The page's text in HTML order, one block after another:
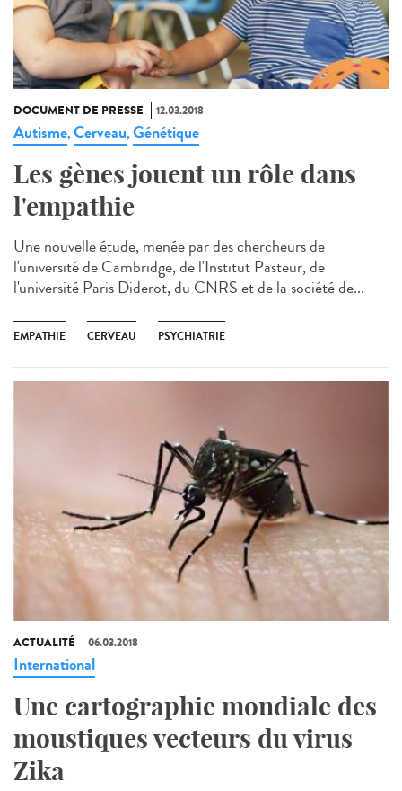
DOCUMENT DE PRESSE 12.03.2018
Autisme,Cerveau,Génétique
Les gènes jouent un rôle dans
l'empathie
Une nouvelle étude, menée par des chercheurs de
l'université de Cambridge, de l'Institut Pasteur, de
l'université Paris Diderot, du CNRS et de la société de...
EMPATHIE CERVEAU PSYCHIATRIE
ACTUALITÉ 06.03.2018
International
Une cartographie mondiale des
moustiques vecteurs du virus
Zika